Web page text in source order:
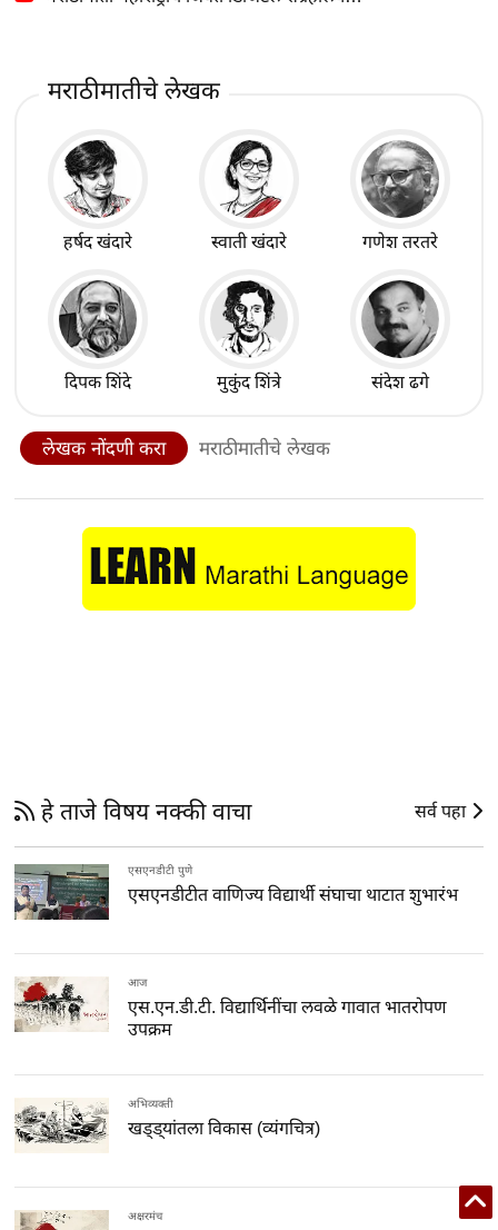
मराठीमातीचे लेखक
हर्षद खंदारे स्वाती खंदारे गणेश तरतरे
दिपक शिंदे मुकुंद शिंत्रे संदेश ढगे
लेखक नोंदणी करा मराठीमातीचे लेखक
हे ताजे विषय नक्की वाचा सर्व पहा
एसएनडीटी पुणे
एसएनडीटीत वाणिज्य विद्यार्थी संघाचा थाटात शुभारंभ
आज
एस.एन.डी.टी. विद्यार्थिनींचा लवळे गावात भातरोपण
उपक्रम
अभिव्यक्ती
खड्ड्यांतला विकास (व्यंगचित्र)
अक्षरमंच